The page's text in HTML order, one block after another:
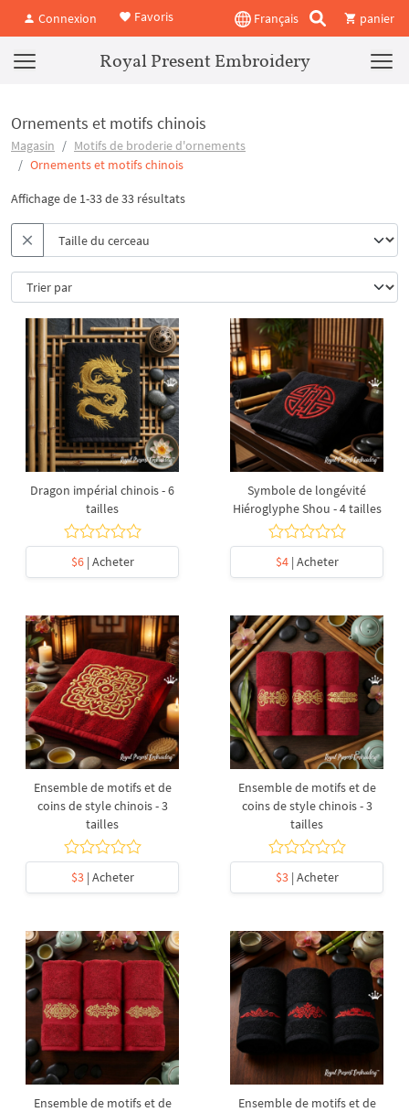
Connexion Favoris Français panier
Royal Present Embroidery
Ornements et motifs chinois
Magasin
Motifs de broderie d'ornements
Ornements et motifs chinois
Affichage de 1-33 de 33 résultats
Dragon impérial chinois - 6
tailles
$6| Acheter
Symbole de longévité
Hiéroglyphe Shou - 4 tailles
$4| Acheter
Ensemble de motifs et de
coins de style chinois - 3
tailles
$3| Acheter
Ensemble de motifs et de
coins de style chinois - 3
tailles
$3| Acheter
Ensemble de motifs et de
Ensemble de motifs et de